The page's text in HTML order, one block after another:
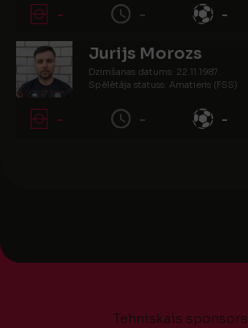
- - -
Jurijs Morozs
Dzimšanas datums: 22.11.1987.
Spēlētāja statuss: Amatieris (FSS)
- - -
Tehniskais sponsors